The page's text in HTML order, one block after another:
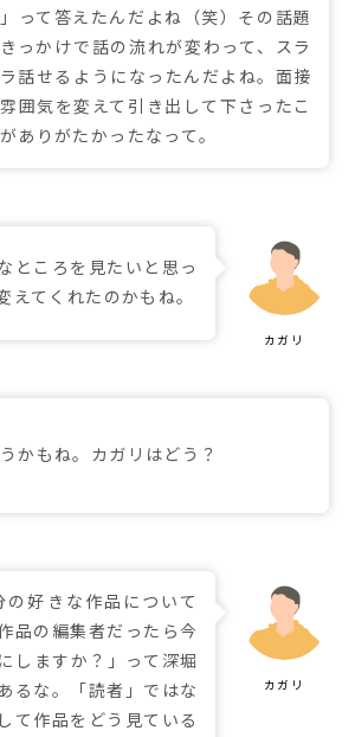
って答えたんだよね（笑）その話題
っかけで話の流れが変わって、スラ
話せるようになったんだよね。面接
囲気を変えて引き出して下さったこ
ありがたかったなって。
ところを見たいと思っ
えてくれたのかもね。
かもね。カガリはどう？
の好きな作品について
品の編集者だったら今
しますか？」って深堀
るな。「読者」ではな
て作品をどう見ている